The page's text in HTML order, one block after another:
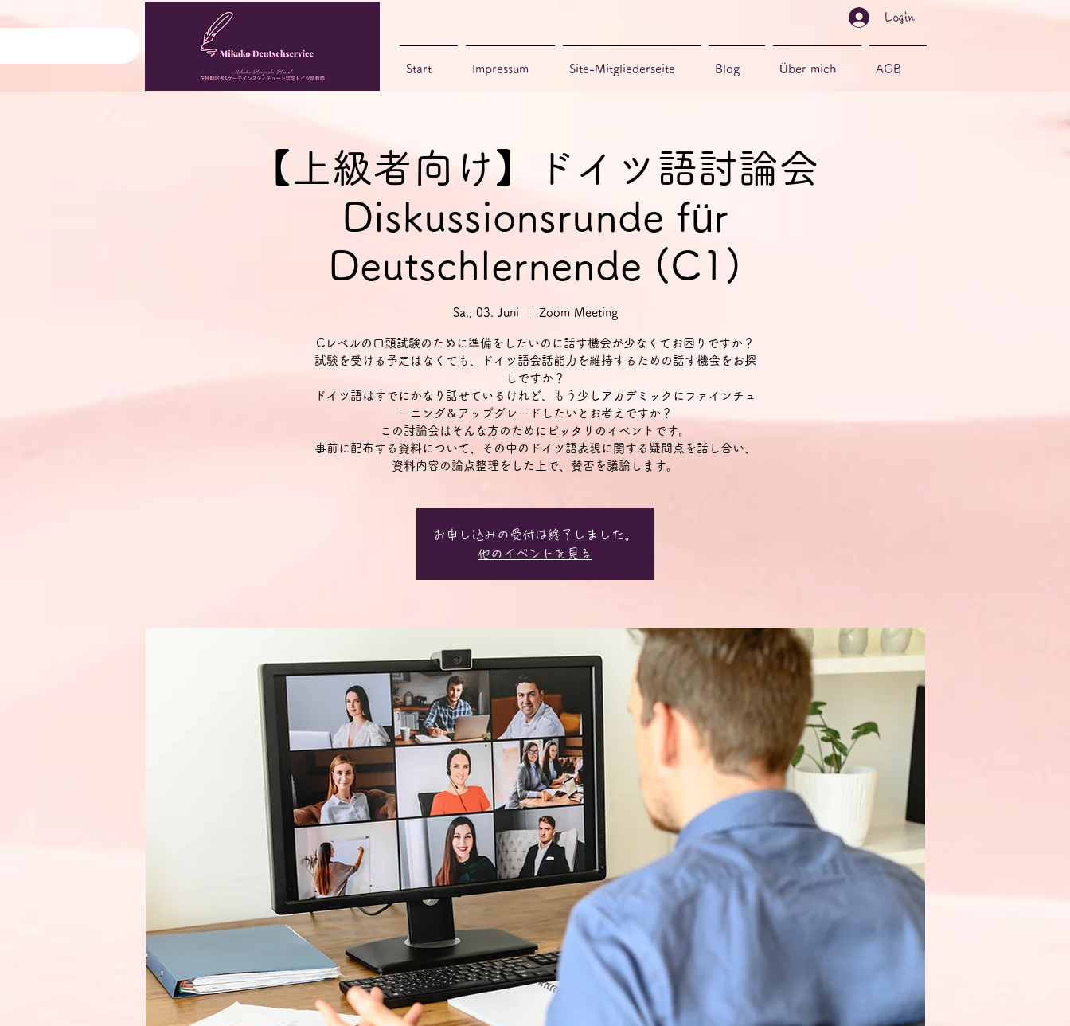
【上級者向け】ドイツ語討論会
Diskussionsrunde für
Deutschlernende (C1)
Sa., 03. Juni Zoom Meeting
Cレベルの口頭試験のために準備をしたいのに話す機会が少なくてお困りですか？
試験を受ける予定はなくても、ドイツ語会話能力を維持するための話す機会をお探
しですか？
ドイツ語はすでにかなり話せているけれど、もう少しアカデミックにファインチュ
ーニング＆アップグレードしたいとお考えですか？
この討論会はそんな方のためにピッタリのイベントです。
事前に配布する資料について、その中のドイツ語表現に関する疑問点を話し合い、
資料内容の論点整理をした上で、賛否を議論します。
お申し込みの受付は終了しました。
他のイベントを見る
Start Impressum Site-Mitgliederseite Blog Über mich AGB
Login